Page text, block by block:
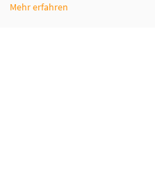
Mehr erfahren